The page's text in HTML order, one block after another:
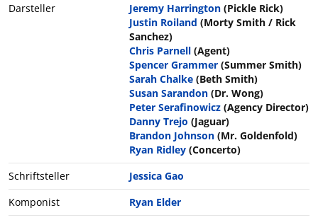
Darsteller
Jeremy Harrington (Pickle Rick)
Justin Roiland (Morty Smith / Rick
Sanchez)
Chris Parnell (Agent)
Spencer Grammer (Summer Smith)
Sarah Chalke (Beth Smith)
Susan Sarandon (Dr. Wong)
Peter Serafinowicz (Agency Director)
Danny Trejo (Jaguar)
Brandon Johnson (Mr. Goldenfold)
Ryan Ridley (Concerto)
Schriftsteller
Jessica Gao
Komponist
Ryan Elder